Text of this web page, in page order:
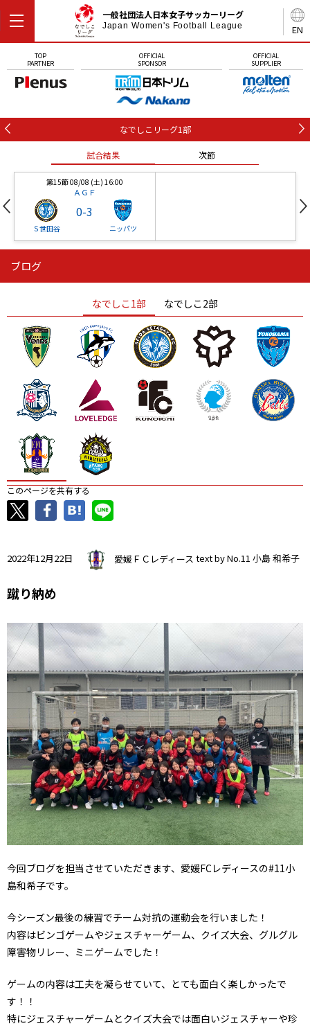
EN
一般社団法人日本女子サッカーリーグ
Japan Women's Football League
TOP
PARTNER
OFFICIAL
SPONSOR
OFFICIAL
SUPPLIER
なでしこリーグ1部
試合結果 次節
第15節 08/08 (土) 16:00
ＡＧＦ
Ｓ世田谷
0-3
ニッパツ
ニッパツ
ニッパツ 名古屋
石人の星
静岡 愛媛Ｌ
ブログ
なでしこ1部 なでしこ2部
このページを共有する
2022年12月22日 愛媛ＦＣレディース text by No.11 小島 和希子
蹴り納め
今回ブログを担当させていただきます、愛媛FCレディースの#11小
島和希子です。
今シーズン最後の練習でチーム対抗の運動会を行いました！
内容はビンゴゲームやジェスチャーゲーム、クイズ大会、グルグル
障害物リレー、ミニゲームでした！
ゲームの内容は工夫を凝らせていて、とても面白く楽しかったで
す！！
特にジェスチャーゲームとクイズ大会では面白いジェスチャーや珍